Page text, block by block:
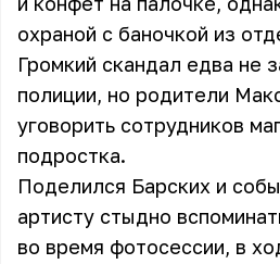
охраной с баночкой из
Громкий скандал едва не
полиции, но родители
уговорить сотрудников
подростка.
Поделился Барских и
артисту стыдно
во время фотосессии, в